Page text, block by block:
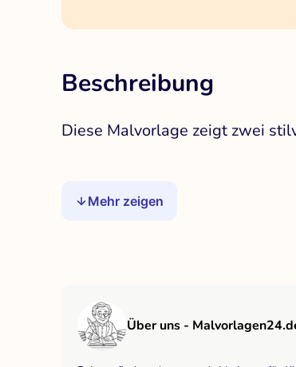
Beschreibung
Diese Malvorlage zeigt zwei
Mehr zeigen
Über uns -